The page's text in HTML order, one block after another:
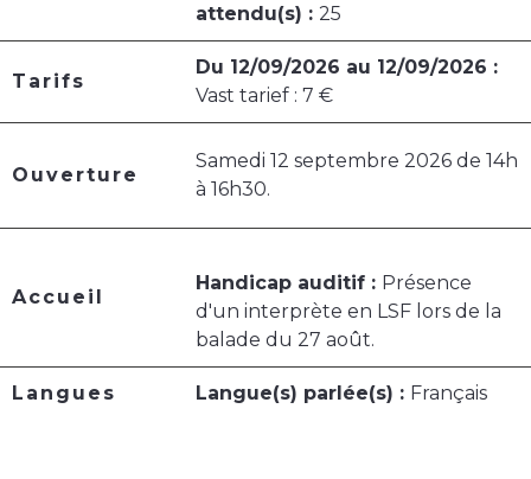
attendu(s) : 25
Tarifs
Du 12/09/2026 au 12/09/2026 :
Vast tarief : 7 €
Ouverture
Samedi 12 septembre 2026 de 14h
à 16h30.
Accueil
Handicap auditif : Présence
d'un interprète en LSF lors de la
balade du 27 août.
Langues Langue(s) parlée(s) : Français